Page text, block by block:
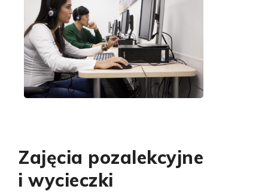
Zajęcia pozalekcyjne
i wycieczki